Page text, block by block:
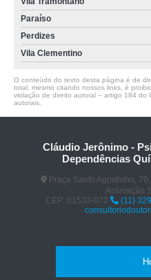
Paraíso
Perdizes
Vila Clementino
O conteúdo do texto desta página é de
total, mesmo citando nossos links, é
violação de direito autoral – artigo 184 do
autorais
Cláudio Jerônimo -
Dependências
Praça Santo Agostinho,
Aclimação
CEP: 01533-070
(11)